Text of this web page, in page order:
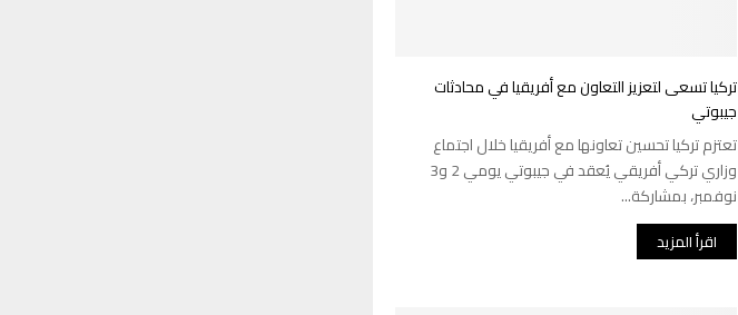
تركيا تسعى لتعزيز التعاون مع أفريقيا في محادثات
جيبوتي
تعتزم تركيا تحسين تعاونها مع أفريقيا خلال اجتماع
وزاري تركي أفريقي يُعقد في جيبوتي يومي 2 و3
نوفمبر، بمشاركة...
اقرأ المزيد